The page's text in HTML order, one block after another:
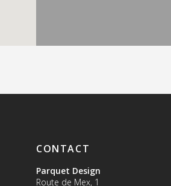
CONTACT
Parquet Design
Route de Mex, 1